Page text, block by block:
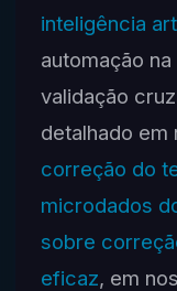
inteligência
automação
validação
detalhado em
correção do
microdados
sobre
eficaz, em